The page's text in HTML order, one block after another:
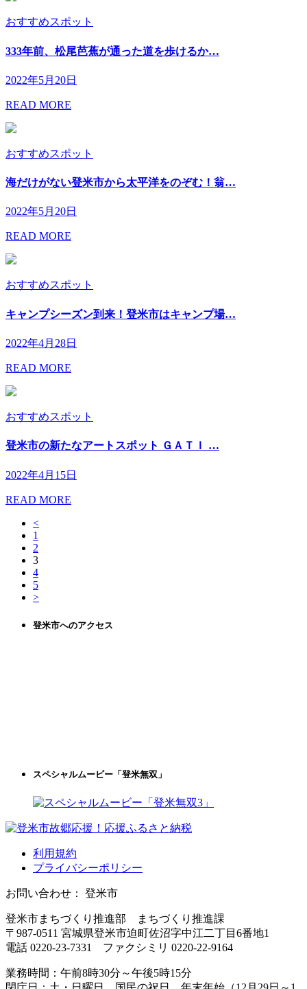
おすすめスポット
333年前、松尾芭蕉が通った道を歩けるか…
2022年5月20日
READ MORE
おすすめスポット
海だけがない登米市から太平洋をのぞむ！翁…
2022年5月20日
READ MORE
おすすめスポット
キャンプシーズン到来！登米市はキャンプ場…
2022年4月28日
READ MORE
おすすめスポット
登米市の新たなアートスポット ＧＡＴＩ …
2022年4月15日
READ MORE
<
1
2
3
4
5
>
登米市へのアクセス
スペシャルムービー「登米無双」
利用規約
プライバシーポリシー
お問い合わせ： 登米市
登米市まちづくり推進部 まちづくり推進課
〒987-0511 宮城県登米市迫町佐沼字中江二丁目6番地1
電話 0220-23-7331 ファクシミリ 0220-22-9164
業務時間：午前8時30分～午後5時15分